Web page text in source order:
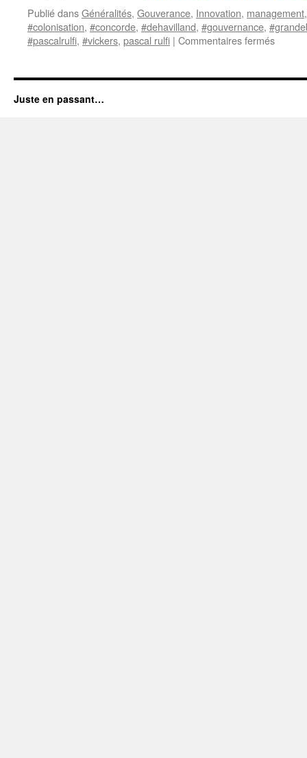
Publié dansGénéralités, Gouverance, Innovation, management
#colonisation, #concorde, #dehavilland, #gouvernance,
#pascalrulfi, #vickers, pascal rulfi | Commentaires ferméssur
de
Juste en passant…